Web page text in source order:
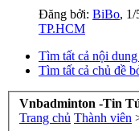
Đăng bởi: BiBo, 1/
TP.HCM
Tìm tất cả nội
Tìm tất cả chủ đề
Vnbadminton -Tin
Trang chủ Thành viên